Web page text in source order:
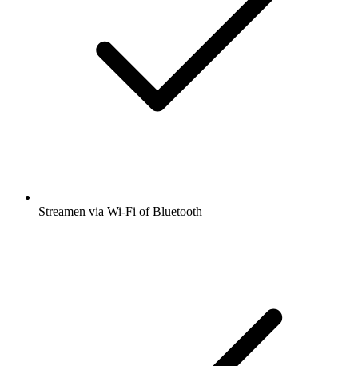
Streamen via Wi-Fi of Bluetooth